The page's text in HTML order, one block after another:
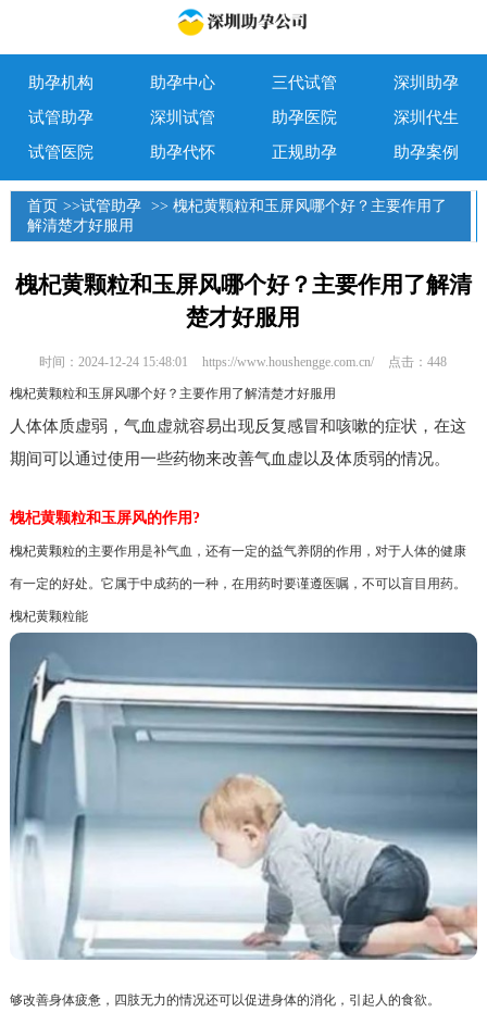
助孕机构 助孕中心 三代试管
深圳助孕
试管助孕
深圳试管 助孕医院
深圳代生
试管医院
助孕代怀 正规助孕 助孕案例
首页 >>试管助孕
>> 槐杞黄颗粒和玉屏风哪个好？主要作用了
解清楚才好服用
槐杞黄颗粒和玉屏风哪个好？主要作用了解清
楚才好服用
时间：2024-12-24 15:48:01 https://www.houshengge.com.cn/ 点击：448
槐杞黄颗粒和玉屏风哪个好？主要作用了解清楚才好服用
人体体质虚弱，气血虚就容易出现反复感冒和咳嗽的症状，在这
期间可以通过使用一些药物来改善气血虚以及体质弱的情况。
槐杞黄颗粒和玉屏风的作用?
槐杞黄颗粒的主要作用是补气血，还有一定的益气养阴的作用，对于人体的健康
有一定的好处。它属于中成药的一种，在用药时要谨遵医嘱，不可以盲目用药。
槐杞黄颗粒能
够改善身体疲惫，四肢无力的情况还可以促进身体的消化，引起人的食欲。